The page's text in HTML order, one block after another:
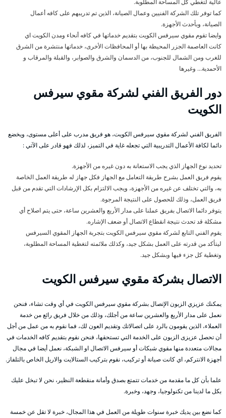
عالية لتغطي كل المساحة المطلوبة.
كما توفر تلك الشركة الفنيين وعمال الصيانة، الذين تم تدريبهم على كافه أعمال
الصيانة، وبأحدث الأجهزة.
وايضا تقوم مقوي سيرفس الكويت بتقديم خدماتها في كافه أنحاء ومدن الكويت اي
كانت العاصمة الجزر المحيطة بها أو المحافظات الأخرى، خدماتها منتشرة من الشرق
للغرب ومن الشمال للجنوب، من الدسمان والشرق والصوابر، والقبلة والمرقاب و
الأحمدية… وغيرها
دور الفريق الفني لشركة مقوي سيرفس
الكويت
الفريق الفني لشركة مقوي سيرفس الكويت، هو فريق مدرب على أعلى مستوى، ويخضع
دائما لكافة الأعمال التدريبية التي تجعله غاية في التميز، لذلك فهو قادر على الآتي :
تحديد نوع الجهاز الذي يجب الاستعانة به دون غيره من الأجهزة.
يقوم فريق العمل بشرح طريقة التعامل مع الجهاز فكل جهاز له طريقة العمل الخاصة
به، والتي تختلف عن غيره من الأجهزة، ويجب الالتزام بكل الإرشادات التي تقدم من قبل
فريق العمل، وذلك للحصول على النتيجة المرجوة.
يتوفر دائما الاتصال بفريق عملنا على مدار الأربع والعشرين ساعة، حتى يتم اصلاح أي
مشكلة قد تحدث نتيجة انقطاع الاتصال أو ضعف الإشاره.
يقوم الفني التابع لشركة مقوي سيرفس الكويت بتجربة الجهاز المقوي السيرفس
ليتأكد من قدرته على العمل بشكل جيد، وكذلك ملائمته لتغطية المساحة المطلوبة،
وتغطية كل جزء فيها وبشكل جيد.
الاتصال بشركة مقوي سيرفس الكويت
يمكنك عزيزي الزبون الإتصال بشركة مقوي سيرفس الكويت في أي وقت تشاء، فنحن
نعمل على مدار الأربع والعشرين ساعة من أجلك، وذلك من خلال فريق رائع من خدمة
العملاء، الذين يقومون بالرد على اتصالاتك وتقديم العون لك، فما نقوم به من عمل من أجل
أن تحصل عزيزى الزبون على الخدمة التي تستحقها، فنحن نقوم بتقديم كافه الخدمات في
مجالات متعددة منها مقوي شبكات أو سيرفس الاتصال او الشبكة، نعمل أيضا في مجال
أجهزة الانتركم، اي كانت صيانة أو تركيب، نقوم بتركيب الستالايت والاريل الخاص بالتلفاز.
علما بأن كل ما مقدمة من خدمات تتمتع بصدق وأمانة منقطعة النظير، نحن لا تبخل عليك
بكل ما لدينا من تكنولوجيا، وجهد، وخبرة.
كما نضع بين يديك خبرة سنوات طويلة من العمل في هذا المجال، خبرة لا تقل عن خمسة